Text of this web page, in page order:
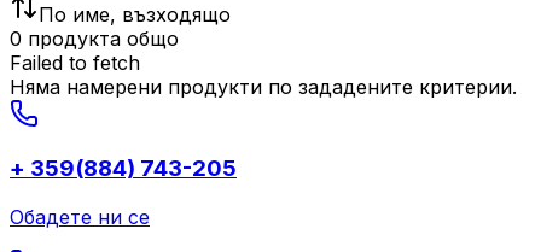
По име, възходящо
0 продукта общо
Failed to fetch
Няма намерени продукти по зададените критерии.
+ 359(884) 743-205
Обадете ни се